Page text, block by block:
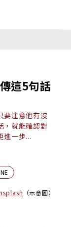
這5句話
要注意他有沒
，就能確認對
進一步...
（示意圖）